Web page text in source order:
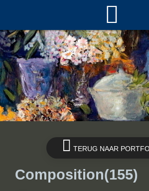
TERUG NAAR
Composition(155)